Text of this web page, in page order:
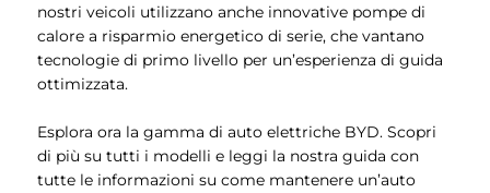
nostri veicoli utilizzano anche innovative pompe di
calore a risparmio energetico di serie, che vantano
tecnologie di primo livello per un’esperienza di guida
ottimizzata.
Esplora ora la gamma di auto elettriche BYD. Scopri
di più su tutti i modelli e leggi la nostra guida con
tutte le informazioni su come mantenere un’auto